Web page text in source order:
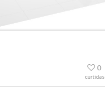
0
curtidas